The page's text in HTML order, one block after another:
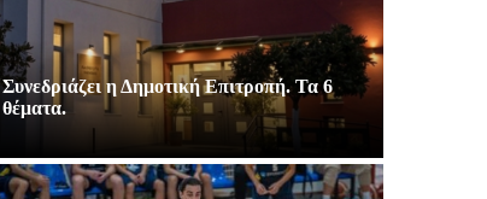
Συνεδριάζει η Δημοτική Επιτροπή. Τα 6
θέματα.